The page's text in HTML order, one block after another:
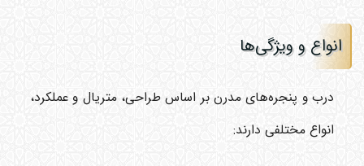
انواع و ویژگی‌ها
درب و پنجره‌های مدرن بر اساس طراحی، متریال و عملکرد،
انواع مختلفی دارند: